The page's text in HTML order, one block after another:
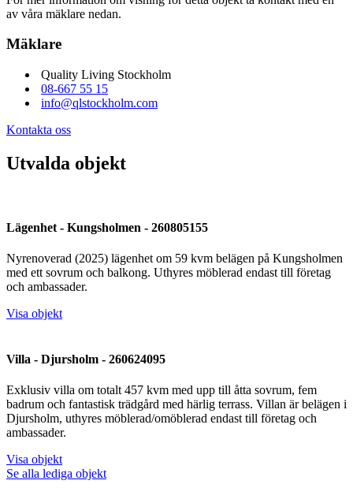
av våra mäklare nedan.
Mäklare
Quality Living Stockholm
08-667 55 15
info@qlstockholm.com
Kontakta oss
Utvalda objekt
Lägenhet - Kungsholmen - 260805155
Nyrenoverad (2025) lägenhet om 59 kvm belägen på Kungsholmen
med ett sovrum och balkong. Uthyres möblerad endast till företag
och ambassader.
Visa objekt
Villa - Djursholm - 260624095
Exklusiv villa om totalt 457 kvm med upp till åtta sovrum, fem
badrum och fantastisk trädgård med härlig terrass. Villan är belägen i
Djursholm, uthyres möblerad/omöblerad endast till företag och
ambassader.
Visa objekt
Se alla lediga objekt